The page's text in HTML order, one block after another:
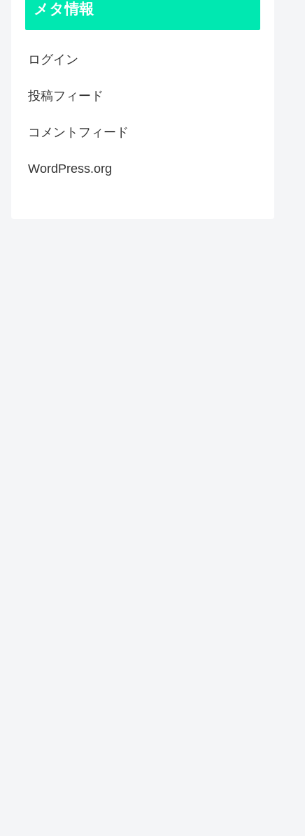
メタ情報
ログイン
投稿フィード
コメントフィード
WordPress.org